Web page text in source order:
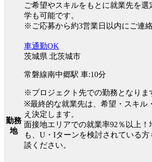
ご希望やスキルをもとに就業先を選
学も可能です。
※ご応募から約3営業日以内にご連絡
勤務
地
車通勤OK
茨城県 北茨城市
常磐線南中郷駅 車:10分
※プロジェクト先での勤務となりま
※最終的な就業先は、希望・スキル
え決定します。
面接地エリアでの就業率92％以上
も、U・Iターンを検討されている
談ください。